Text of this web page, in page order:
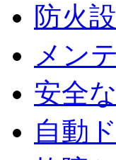
防火
メン
安全
自動